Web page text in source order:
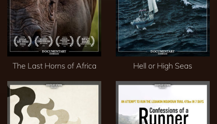
The Last Horns of Africa Hell or High Seas